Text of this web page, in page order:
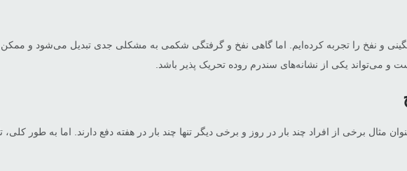
و نفخ را تجربه کرده‌ایم. اما گاهی نفخ و گرفتگی شکمی به مشکلی جدی تبدیل می‌شود و
می‌تواند یکی از نشانه‌های سندرم روده تحریک پذیر باشد.
مثال برخی از افراد چند بار در روز و برخی دیگر تنها چند بار در هفته دفع دارند. اما به طور